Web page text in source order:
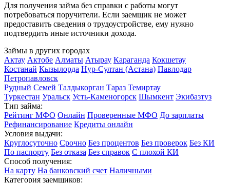
Для получения займа без справки с работы могут
потребоваться поручители. Если заемщик не может
предоставить сведения о трудоустройстве, ему нужно
подтвердить иные источники дохода.
Займы в других городах
Актау Актобе Алматы Атырау Караганда Кокшетау
Костанай Кызылорда Нур-Султан (Астана) Павлодар
Петропавловск
Рудный Семей Талдыкорган Тараз Темиртау
Туркестан Уральск Усть-Каменогорск Шымкент Экибазтуз
Тип займа:
Рейтинг МФО Онлайн Проверенные МФО До зарплаты
Рефинансирование Кредиты онлайн
Условия выдачи:
Круглосуточно Срочно Без процентов Без проверок Без КИ
По паспорту Без отказа Без справок С плохой КИ
Способ получения:
На карту На банковский счет Наличными
Категория заемщиков: